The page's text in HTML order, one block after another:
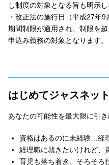
し制度の対象となる旨も明示
・改正法の施行日（平成27年
期間制限が適用され、制限を
申込み義務の対象となります
はじめてジャスネッ
あなたの可能性を最大限に引き
資格はあるのに未経験…経
経理職に就きたいけれど、
育児も落ち着き、そろそろ